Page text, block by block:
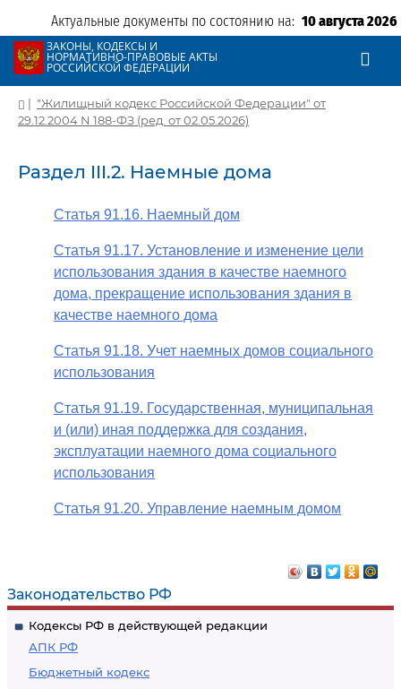
Актуальные документы по состоянию на: 10 августа 2026
ЗАКОНЫ, КОДЕКСЫ И
НОРМАТИВНО-ПРАВОВЫЕ АКТЫ
РОССИЙСКОЙ ФЕДЕРАЦИИ
Законодательство РФ
Кодексы РФ в действующей редакции
АПК РФ
Бюджетный кодекс
| "Жилищный кодекс Российской Федерации" от
29.12.2004 N 188-ФЗ (ред. от 02.05.2026)
Раздел III.2. Наемные дома
Статья 91.16. Наемный дом
Статья 91.17. Установление и изменение цели
использования здания в качестве наемного
дома, прекращение использования здания в
качестве наемного дома
Статья 91.18. Учет наемных домов социального
использования
Статья 91.19. Государственная, муниципальная
и (или) иная поддержка для создания,
эксплуатации наемного дома социального
использования
Статья 91.20. Управление наемным домом